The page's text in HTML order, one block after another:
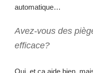
automatique…
Avez-vous des
efficace?